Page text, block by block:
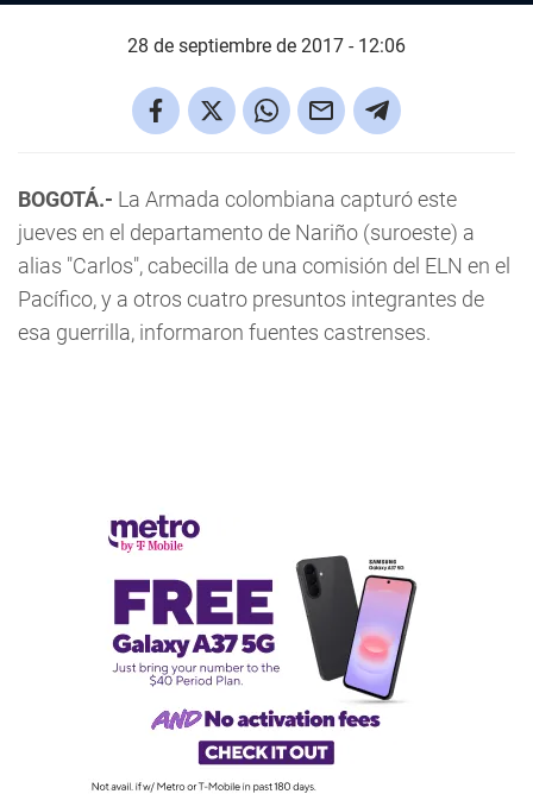
28 de septiembre de 2017 - 12:06
BOGOTÁ.- La Armada colombiana capturó este
jueves en el departamento de Nariño (suroeste) a
alias "Carlos", cabecilla de una comisión del ELN en el
Pacífico, y a otros cuatro presuntos integrantes de
esa guerrilla, informaron fuentes castrenses.